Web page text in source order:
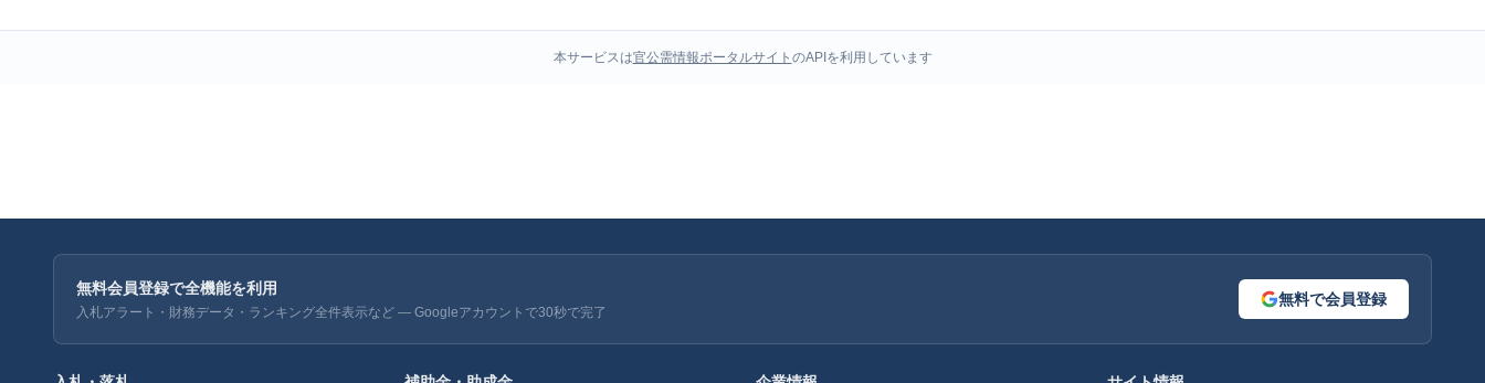
本サービスは官公需情報ポータルサイト のAPIを利用しています
無料会員登録で全機能を利用
入札アラート・財務データ・ランキング全件表示など — Googleアカウントで30秒で完了
無料で会員登録